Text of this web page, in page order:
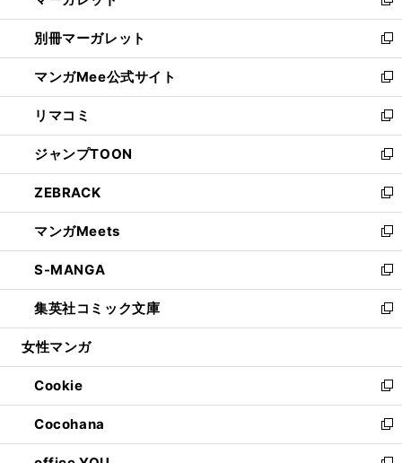
開
く
ウ
で
開
く
ウ
ィ
ン
ド
ウ
で
開
く
新
し
い
ウ
ィ
ン
ド
ウ
で
開
く
別冊マーガレット
新
し
い
ウ
ィ
ン
ド
ウ
で
開
く
マンガMee公式サイト
新
し
い
ウ
ィ
ン
ド
ウ
で
開
く
リマコミ
新
し
い
ウ
ィ
ン
ド
ウ
で
開
く
ジャンプTOON
新
し
い
ウ
ィ
ン
ド
ウ
で
開
ZEBRACK
新
し
い
ウ
ィ
ン
ド
ウ
開
く
マンガMeets
新
し
い
ウ
ィ
ン
ウ
で
開
く
S-MANGA
新
し
い
ウ
ン
ド
ウ
で
開
集英社コミック文庫
新
し
ウ
ィ
ン
ド
ウ
女性マンガ
Cookie
新
し
い
ウ
Cocohana
新
し